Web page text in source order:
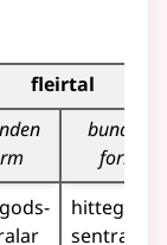
fleirtal
bunden
form
hittegods­
sentralane